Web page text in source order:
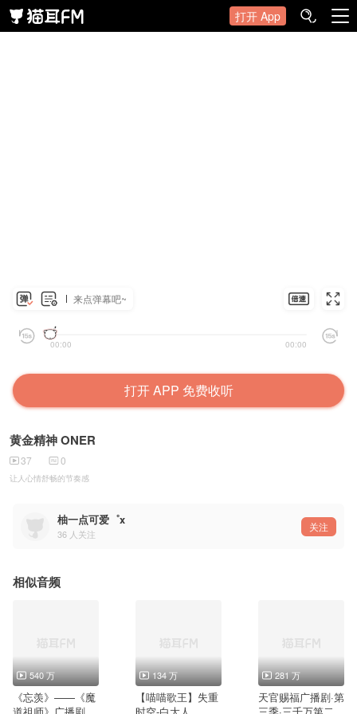
打开 App
来点弹幕吧~
00:00 00:00
打开 APP 免费收听
黄金精神 ONER
37 0
让人心情舒畅的节奏感
柚一点可爱゜x
36 人关注
关注
相似音频
540 万
《忘羡》——《魔
134 万
【喵喵歌王】失重
281 万
天官赐福广播剧·第